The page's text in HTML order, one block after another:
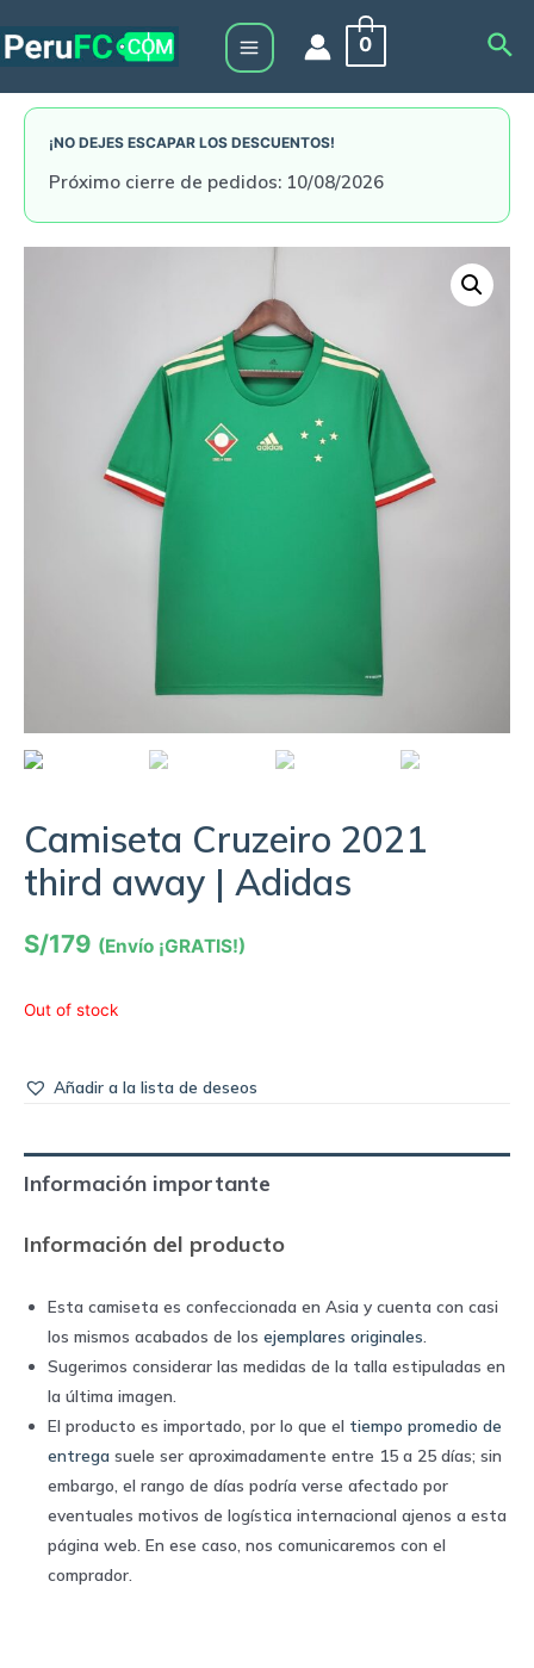
to
Main
Menu
0
¡NO DEJES ESCAPAR LOS DESCUENTOS!
Próximo cierre de pedidos: 10/08/2026
Camiseta Cruzeiro 2021
third away | Adidas
S/179 (Envío ¡GRATIS!)
Out of stock
Añadir a la lista de deseos
Información importante
Información del producto
Esta camiseta es confeccionada en Asia y cuenta con casi
los mismos acabados de los ejemplares originales
Sugerimos considerar las medidas de la talla estipuladas en
la última imagen.
El producto es importado, por lo que el tiempo promedio de
entrega suele ser aproximadamente entre 15 a 25 días; sin
embargo, el rango de días podría verse afectado por
eventuales motivos de logística internacional ajenos a esta
página web. En ese caso, nos comunicaremos con el
comprador.